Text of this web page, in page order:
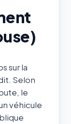
sur la
Selon
le
véhicule